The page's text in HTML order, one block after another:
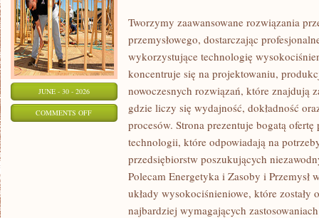
JUNE - 30 - 2026
COMMENTS OFFON
INFRASTRUKTURA
Tworzymy zaawansowane rozwiązania
przemysłowego, dostarczając
wykorzystujące technologię
koncentruje się na projektowaniu,
nowoczesnych rozwiązań, które znajdują
gdzie liczy się wydajność, dokładność
procesów. Strona prezentuje bogatą ofertę
technologii, które odpowiadają na
przedsiębiorstw poszukujących
Polecam Energetyka i Zasoby i Przemysł
układy wysokociśnieniowe, które zostały
najbardziej wymagających